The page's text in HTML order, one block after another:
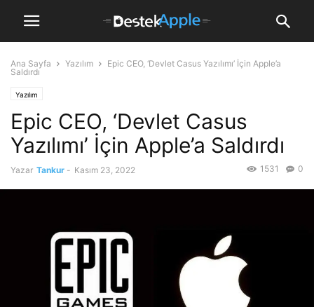
Ana Sayfa Yazılım
Epic CEO, ‘Devlet Casus Yazılımı’ İçin Apple’a
Saldırdı
Yazılım
Epic CEO, ‘Devlet Casus
Yazılımı’ İçin Apple’a Saldırdı
Yazar Tankur - Kasım 23, 2022 0
1531